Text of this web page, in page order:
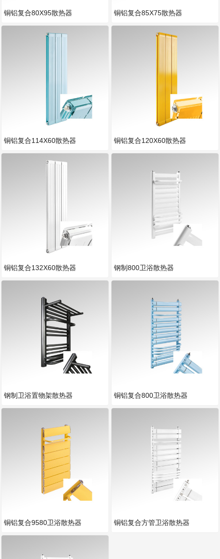
铜铝复合80X95散热器
铜铝复合114X60散热器
铜铝复合132X60散热器
钢制卫浴置物架散热器
铜铝复合9580卫浴散热器
铜铝复合85X75散热器
铜铝复合120X60散热器
钢制800卫浴散热器
铜铝复合800卫浴散热器
铜铝复合方管卫浴散热器